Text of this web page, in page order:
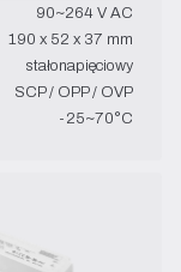
90~264 V AC
190 x 52 x 37 mm
stałonapięciowy
SCP / OPP / OVP
-25~70°C